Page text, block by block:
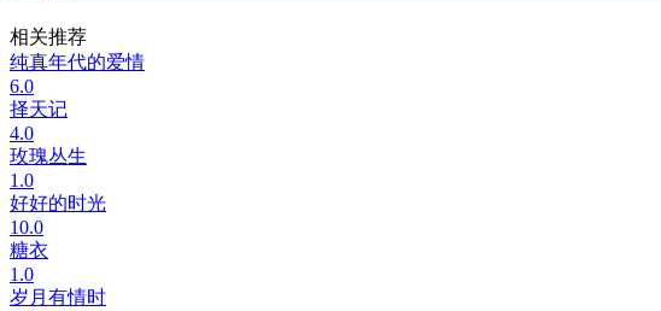
相关推荐
纯真年代的爱情
6.0
择天记
4.0
玫瑰丛生
1.0
好好的时光
10.0
糖衣
1.0
岁月有情时